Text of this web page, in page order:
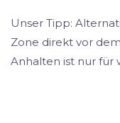
Unser Tipp:
Zone direkt vor
Anhalten ist nur für